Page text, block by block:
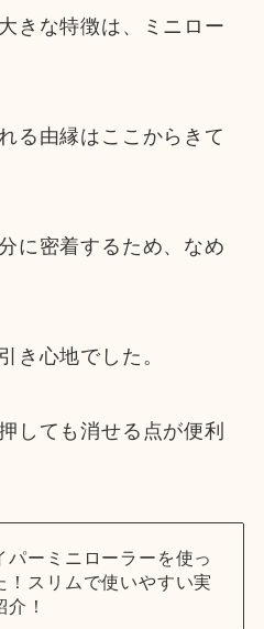
きな特徴は、ミニロー
る由縁はここからきて
に密着するため、なめ
き心地でした。
しても消せる点が便利
パーミニローラーを使っ
！スリムで使いやすい実
介！